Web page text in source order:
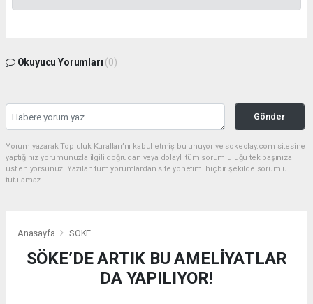
Okuyucu Yorumları (0)
Gönder
Yorum yazarak Topluluk Kuralları’nı kabul etmiş bulunuyor ve sokeolay.com sitesine
yaptığınız yorumunuzla ilgili doğrudan veya dolaylı tüm sorumluluğu tek başınıza
üstleniyorsunuz. Yazılan tüm yorumlardan site yönetimi hiçbir şekilde sorumlu
tutulamaz.
Anasayfa SÖKE
SÖKE’DE ARTIK BU AMELİYATLAR
DA YAPILIYOR!